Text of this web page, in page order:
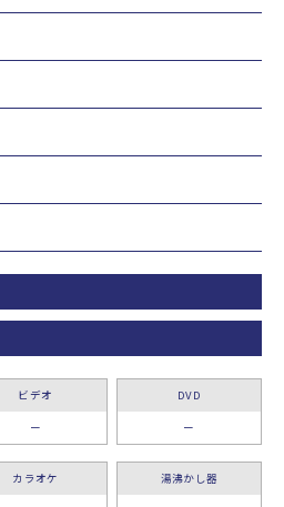
ビデオ
ー
DVD
ー
カラオケ 湯沸かし器